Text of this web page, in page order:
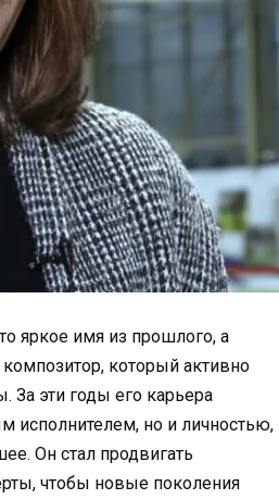
яркое имя из прошлого, а
который активно
За эти годы его карьера
исполнителем, но и личностью,
Он стал продвигать
чтобы новые поколения